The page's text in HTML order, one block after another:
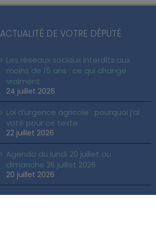
ACTUALITÉ DE VOTRE DÉPUTÉ
Les réseaux sociaux interdits aux
moins de 15 ans : ce qui change
vraiment
24 juillet 2026
Loi d’urgence agricole : pourquoi j’ai
voté pour ce texte
22 juillet 2026
Agenda du lundi 20 juillet au
dimanche 26 juillet 2026
20 juillet 2026